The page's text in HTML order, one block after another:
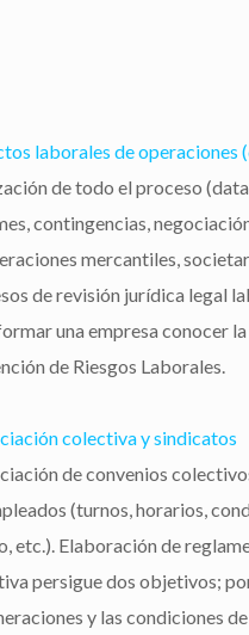
laborales de operaciones
de todo el proceso
contingencias,
mercantiles,
de revisión jurídica legal
una empresa conocer
de Riesgos Laborales.
colectiva y sindicatos
de convenios
(turnos, horarios,
etc.). Elaboración de
persigue dos objetivos;
y las condiciones